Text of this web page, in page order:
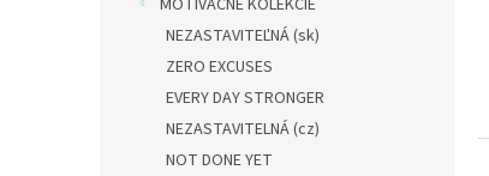
MOTIVAČNÉ KOLEKCIE
NEZASTAVITEĽNÁ (sk)
ZERO EXCUSES
EVERY DAY STRONGER
NEZASTAVITELNÁ (cz)
NOT DONE YET